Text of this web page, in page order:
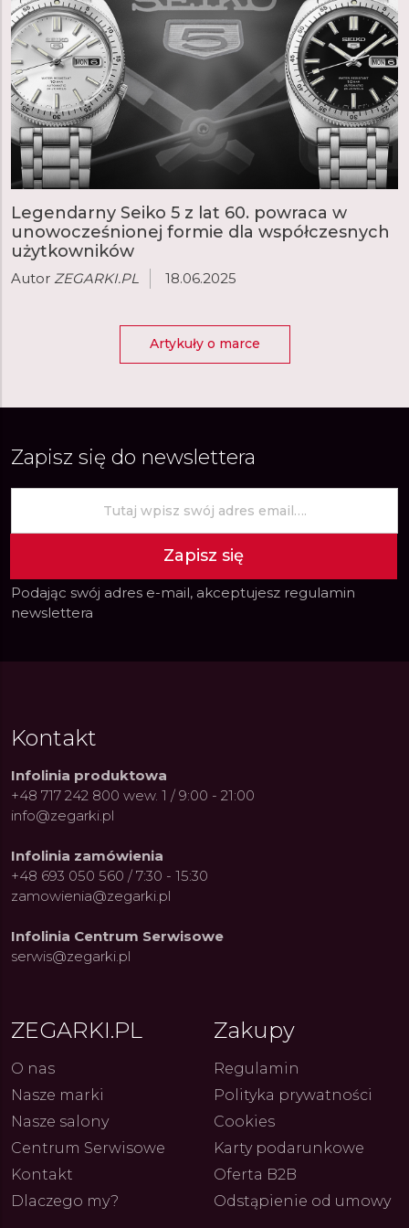
marki Festina. Od
pasji do ikonicznych
Alpina Startimer Pilot
Chronograph IFR x Watch
pierwszy mechaniczny zegarek
z przyrządami lotniczymi
ZEGARKI.PL 3.08.2026
Legendarny Seiko 5 z lat 60. powraca w
unowocześnionej formie dla współczesnych
użytkowników
Autor ZEGARKI.PL 18.06.2025
Artykuły o marce
Zapisz się do newslettera
Zapisz się
Podając swój adres e-mail, akceptujesz regulamin
newslettera
Kontakt
Infolinia produktowa
+48 717 242 800 wew. 1 / 9:00 - 21:00
info@zegarki.pl
Infolinia zamówienia
+48 693 050 560 / 7:30 - 15:30
zamowienia@zegarki.pl
Infolinia Centrum Serwisowe
serwis@zegarki.pl
ZEGARKI.PL
O nas
Nasze marki
Nasze salony
Centrum Serwisowe
Kontakt
Dlaczego my?
Zakupy
Regulamin
Polityka prywatności
Cookies
Karty podarunkowe
Oferta B2B
Odstąpienie od umowy